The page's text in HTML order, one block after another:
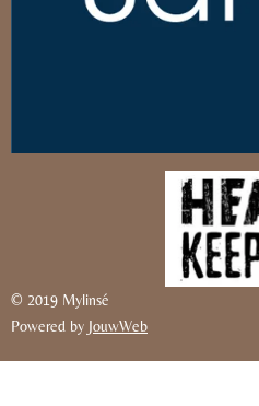
© 2019 Mylinsé
Powered by JouwWeb